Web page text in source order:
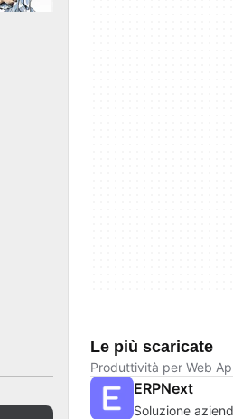
Le più scaricate
Produttività per Web
ERPNext
Soluzione